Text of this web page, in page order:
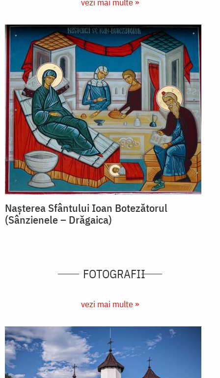
vezi mai multe »
Nașterea Sfântului Ioan Botezătorul
(Sânzienele – Drăgaica)
FOTOGRAFII
vezi mai multe »